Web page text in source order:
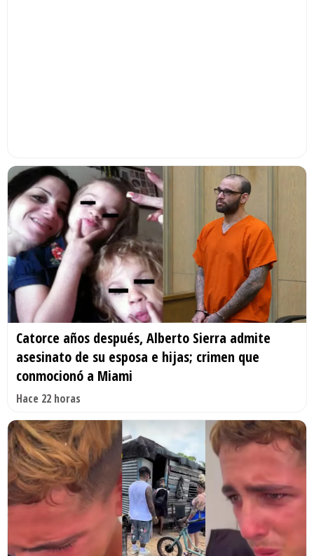
Catorce años después, Alberto Sierra admite
asesinato de su esposa e hijas; crimen que
conmocionó a Miami
Hace 22 horas